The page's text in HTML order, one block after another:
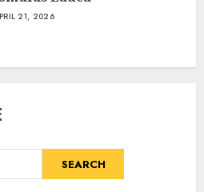
21, 2026
SEARCH